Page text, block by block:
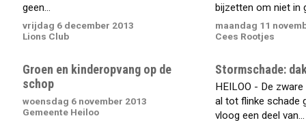
geen...
vrijdag 6 december 2013
Lions Club
bijzetten om niet in
maandag 11
Cees Rootjes
Groen en kinderopvang op de
schop
woensdag 6 november 2013
Gemeente Heiloo
Stormschade:
HEILOO - De
al tot flinke schade
vloog een deel van...